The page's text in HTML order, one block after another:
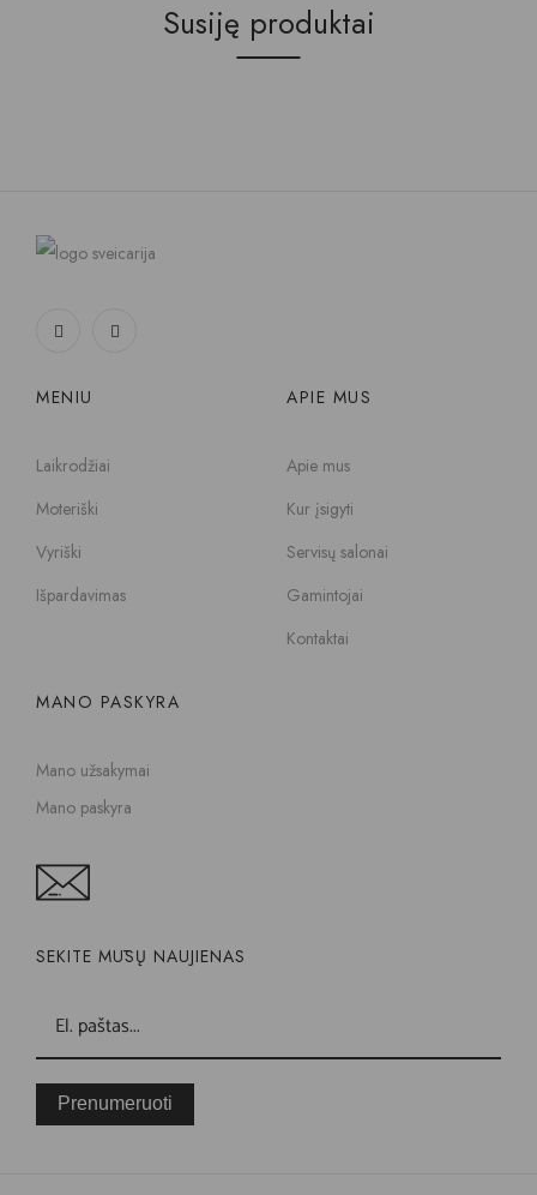
Susiję produktai
MENIU
Laikrodžiai
Moteriški
Vyriški
Išpardavimas
APIE MUS
Apie mus
Kur įsigyti
Servisų salonai
Gamintojai
Kontaktai
MANO PASKYRA
Mano užsakymai
Mano paskyra
SEKITE MŪSŲ NAUJIENAS
Prenumeruoti